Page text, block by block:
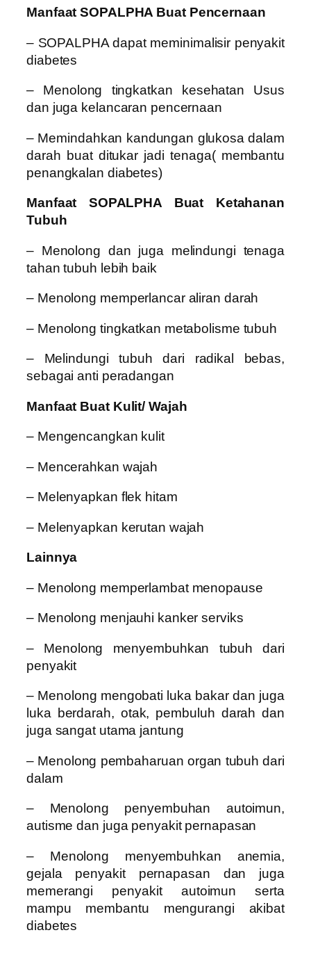
Manfaat SOPALPHA Buat Pencernaan
– SOPALPHA dapat meminimalisir penyakit
diabetes
– Menolong tingkatkan kesehatan Usus
dan juga kelancaran pencernaan
– Memindahkan kandungan glukosa dalam
darah buat ditukar jadi tenaga( membantu
penangkalan diabetes)
Manfaat SOPALPHA Buat Ketahanan
Tubuh
– Menolong dan juga melindungi tenaga
tahan tubuh lebih baik
– Menolong memperlancar aliran darah
– Menolong tingkatkan metabolisme tubuh
– Melindungi tubuh dari radikal bebas,
sebagai anti peradangan
Manfaat Buat Kulit/ Wajah
– Mengencangkan kulit
– Mencerahkan wajah
– Melenyapkan flek hitam
– Melenyapkan kerutan wajah
Lainnya
– Menolong memperlambat menopause
– Menolong menjauhi kanker serviks
– Menolong menyembuhkan tubuh dari
penyakit
– Menolong mengobati luka bakar dan juga
luka berdarah, otak, pembuluh darah dan
juga sangat utama jantung
– Menolong pembaharuan organ tubuh dari
dalam
– Menolong penyembuhan autoimun,
autisme dan juga penyakit pernapasan
– Menolong menyembuhkan anemia,
gejala penyakit pernapasan dan juga
memerangi penyakit autoimun serta
mampu membantu mengurangi akibat
diabetes